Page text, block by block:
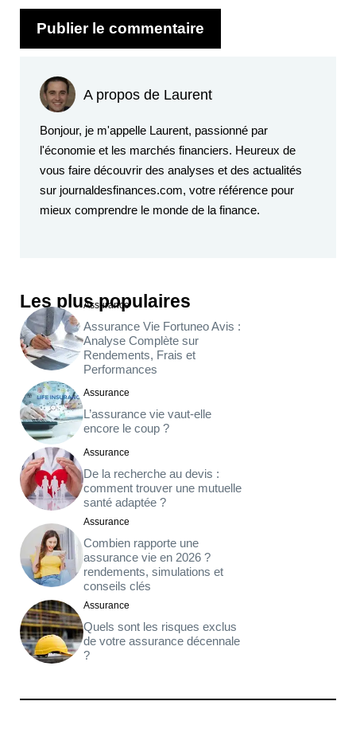
A propos de Laurent
Bonjour, je m'appelle Laurent, passionné par
l'économie et les marchés financiers. Heureux de
vous faire découvrir des analyses et des actualités
sur journaldesfinances.com, votre référence pour
mieux comprendre le monde de la finance.
Les plus populaires
Assurance
Assurance Vie Fortuneo Avis :
Analyse Complète sur
Rendements, Frais et
Performances
Assurance
L’assurance vie vaut-elle
encore le coup ?
Assurance
De la recherche au devis :
comment trouver une mutuelle
santé adaptée ?
Assurance
Combien rapporte une
assurance vie en 2026 ?
rendements, simulations et
conseils clés
Assurance
Quels sont les risques exclus
de votre assurance décennale
?